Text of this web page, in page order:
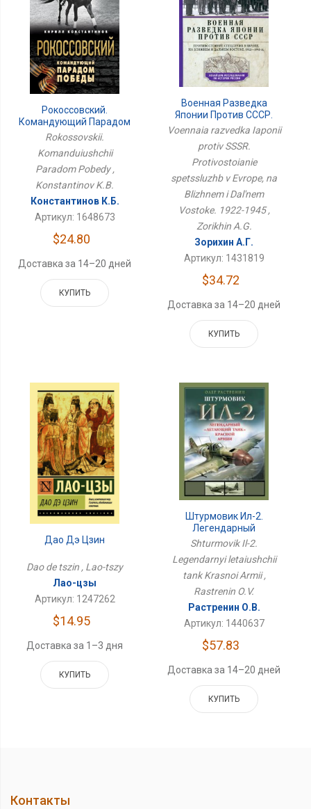
Рокоссовский.
Командующий Парадом
Победы
Rokossovskii.
Komanduiushchii
Paradom Pobedy ,
Konstantinov K.B.
Константинов К.Б.
Артикул: 1648673
$24.80
Доставка за 14–20 дней
КУПИТЬ
Военная Разведка
Японии Против СССР.
Противостояние
Спецслужб В Европе, На
Ближнем И Дальнем
Востоке. 1922-1945
Voennaia razvedka Iaponii
protiv SSSR.
Protivostoianie
spetssluzhb v Evrope, na
Blizhnem i Dal'nem
Vostoke. 1922-1945 ,
Zorikhin A.G.
Зорихин А.Г.
Артикул: 1431819
$34.72
Доставка за 14–20 дней
КУПИТЬ
Дао Дэ Цзин
Dao de tszin , Lao-tszy
Лао-цзы
Артикул: 1247262
$14.95
Доставка за 1–3 дня
КУПИТЬ
Штурмовик Ил-2.
Легендарный
Летающий Танк Красной
Shturmovik Il-2.
Legendarnyi letaiushchii
tank Krasnoi Armii ,
Rastrenin O.V.
Растренин О.В.
Артикул: 1440637
$57.83
Доставка за 14–20 дней
КУПИТЬ
Контакты